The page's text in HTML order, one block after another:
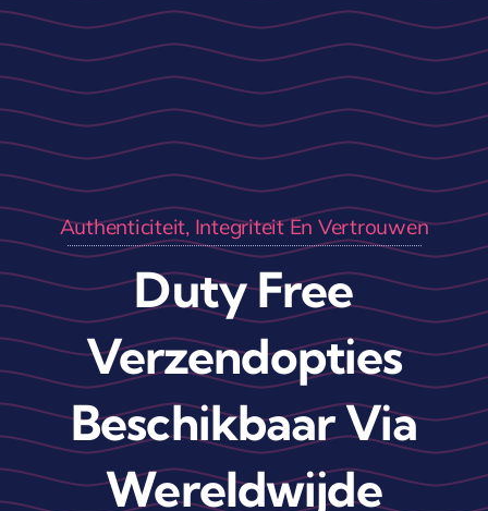
Authenticiteit, Integriteit En Vertrouwen
Duty Free
Verzendopties
Beschikbaar Via
Wereldwijde